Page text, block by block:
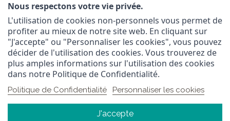
Nous respectons votre vie privée.
L'utilisation de cookies non-personnels vous permet de
profiter au mieux de notre site web. En cliquant sur
"J'accepte" ou "Personnaliser les cookies", vous pouvez
décider de l'utilisation des cookies. Vous trouverez de
plus amples informations sur l'utilisation des cookies
dans notre Politique de Confidentialité.
Politique de Confidentialité Personnaliser les cookies
J'accepte
Suivez-nous sur
© 2024 S.A.M.E. SA